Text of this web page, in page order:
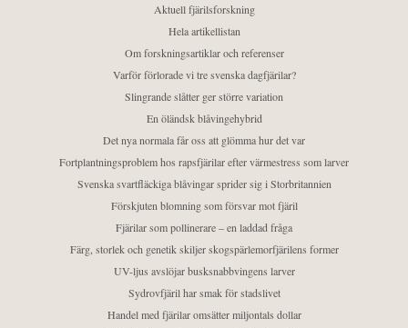
Aktuell fjärilsforskning
Hela artikellistan
Om forskningsartiklar och referenser
Varför förlorade vi tre svenska dagfjärilar?
Slingrande slåtter ger större variation
En öländsk blåvingehybrid
Det nya normala får oss att glömma hur det var
Fortplantningsproblem hos rapsfjärilar efter värmestress som larver
Svenska svartfläckiga blåvingar sprider sig i Storbritannien
Förskjuten blomning som försvar mot fjäril
Fjärilar som pollinerare – en laddad fråga
Färg, storlek och genetik skiljer skogspärlemorfjärilens former
UV-ljus avslöjar busksnabbvingens larver
Sydrovfjäril har smak för stadslivet
Handel med fjärilar omsätter miljontals dollar